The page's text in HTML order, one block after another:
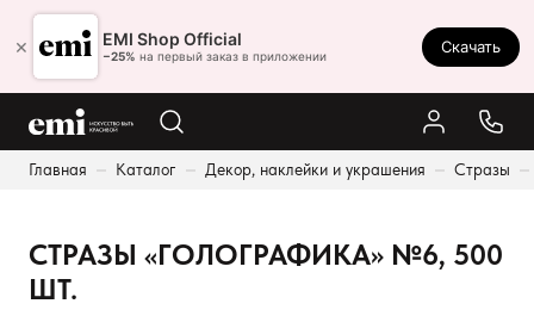
× EMI Shop Official
−25% на первый заказ в приложении
Скачать
Главная Каталог Декор, наклейки и украшения Стразы
Ростов-на-Дону
8 (800) 550-86-95
Каталог
Оплата и доставка
СТРАЗЫ «ГОЛОГРАФИКА» №6, 500
ШТ.